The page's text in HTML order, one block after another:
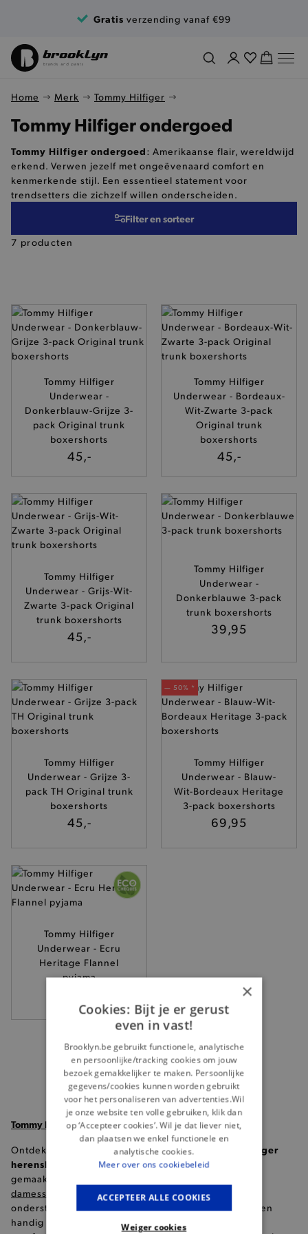
Gratis verzending vanaf €99
Home Merk Tommy Hilfiger
Tommy Hilfiger ondergoed: Amerikaanse flair, wereldwijd
erkend. Verwen jezelf met ongeëvenaard comfort en
kenmerkende stijl. Een essentieel statement voor
trendsetters die zichzelf willen onderscheiden.
7 producten
Filter en sorteer
Tommy Hilfiger
Underwear -
Donkerblauw-Grijze 3-
pack Original trunk
boxershorts
45,-
Tommy Hilfiger
Underwear - Bordeaux-
Wit-Zwarte 3-pack
Original trunk
boxershorts
45,-
Tommy Hilfiger
Underwear - Grijs-Wit-
Zwarte 3-pack Original
trunk boxershorts
45,-
Tommy Hilfiger
Underwear -
Donkerblauwe 3-pack
trunk boxershorts
39,95
Tommy Hilfiger
Underwear - Grijze 3-
pack TH Original trunk
boxershorts
45,-
— 50% *
Tommy Hilfiger
Underwear - Blauw-
Wit-Bordeaux Heritage
3-pack boxershorts
69,95
Tommy Hilfiger
Underwear - Ecru
Heritage Flannel
pyjama
Tommy Hilfiger herenslips
Ontdek het ultieme comfort en stijl met
Tommy Hilfiger
herenslips!
Ontworpen met aandacht voor detail en
gemaakt van hoogwaardige materialen, bieden deze
damesslips
een ongeëvenaarde pasvorm en
ondersteuning. Met een
en een
handig
ondersteunend zakje ben je verzekerd van
Tommy Hilfiger ondergoed
×
Cookies: Bijt je er gerust
even in vast!
Brooklyn.be gebruikt functionele, analytische
en persoonlijke/tracking cookies om jouw
bezoek gemakkelijker te maken. Persoonlijke
gegevens/cookies kunnen worden gebruikt
voor het personaliseren van advertenties.Wil
je onze website ten volle gebruiken, klik dan
op ‘Accepteer cookies’. Wil je dat liever niet,
dan plaatsen we enkel functionele en
analytische cookies.
Meer over ons cookiebeleid
ACCEPTEER ALLE COOKIES
Weiger cookies